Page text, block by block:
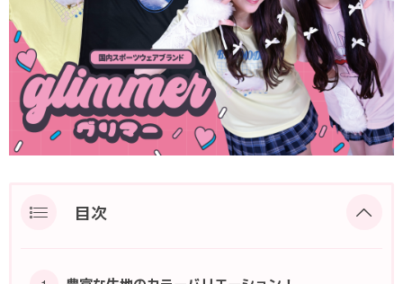
目次
利用規約
無料でLINE相談する
パロディ
グリッター&ラメ
ポロシャツ
パーカー・スウェット
かわいいクラスTシャツ
おもしろクラスTシャツ
かっこいいクラスTシャツ
ニュース
全面プリントクラスTシャツ
DTFプリントについて
SDGsについて